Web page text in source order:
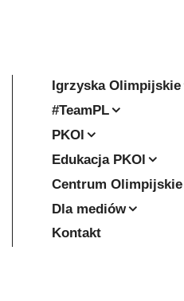
Igrzyska Olimpijskie
#TeamPL
PKOl
Edukacja PKOl
Centrum Olimpijskie
Dla mediów
Kontakt